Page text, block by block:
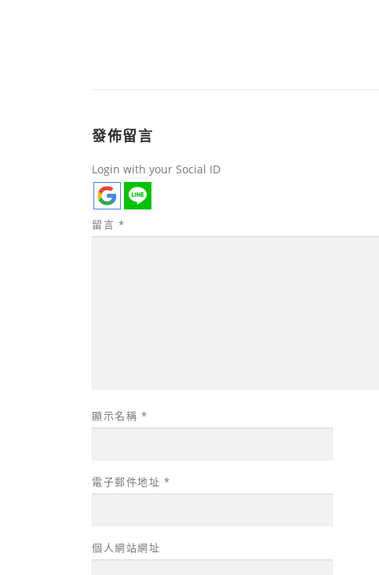
發佈留言
Login with your Social ID
留言 *
顯示名稱 *
電子郵件地址 *
個人網站網址